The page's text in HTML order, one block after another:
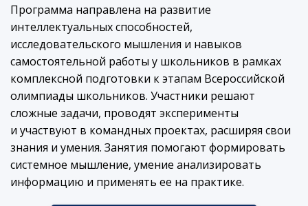
Программа направлена на развитие
интеллектуальных способностей,
исследовательского мышления и навыков
самостоятельной работы у школьников в рамках
комплексной подготовки к этапам Всероссийской
олимпиады школьников. Участники решают
сложные задачи, проводят эксперименты
и участвуют в командных проектах, расширяя свои
знания и умения. Занятия помогают формировать
системное мышление, умение анализировать
информацию и применять ее на практике.